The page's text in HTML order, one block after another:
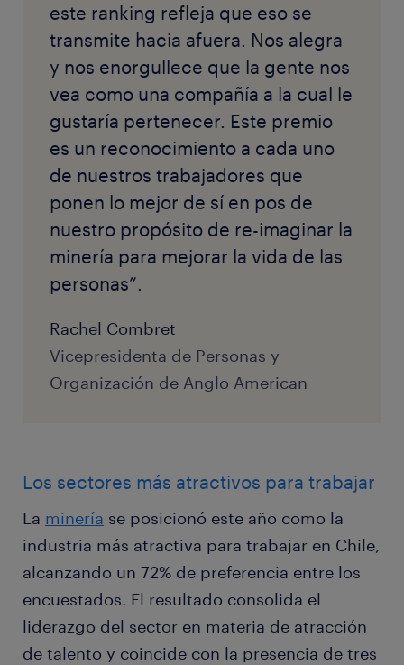
este ranking refleja que eso se
transmite hacia afuera. Nos alegra
y nos enorgullece que la gente nos
vea como una compañía a la cual le
gustaría pertenecer. Este premio
es un reconocimiento a cada uno
de nuestros trabajadores que
ponen lo mejor de sí en pos de
nuestro propósito de re-imaginar la
minería para mejorar la vida de las
personas”.
Rachel Combret
Vicepresidenta de Personas y
Organización de Anglo American
Los sectores más atractivos para trabajar
La minería se posicionó este año como la
industria más atractiva para trabajar en Chile,
alcanzando un 72% de preferencia entre los
encuestados. El resultado consolida el
liderazgo del sector en materia de atracción
de talento y coincide con la presencia de tres